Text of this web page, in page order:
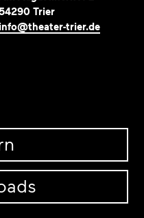
54290 Trier
info@theater-trier.de